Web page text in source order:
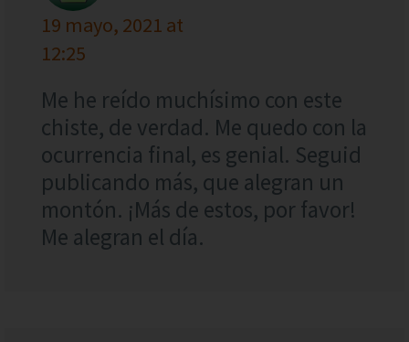
19 mayo, 2021 at
12:25
Me he reído muchísimo con este
chiste, de verdad. Me quedo con la
ocurrencia final, es genial. Seguid
publicando más, que alegran un
montón. ¡Más de estos, por favor!
Me alegran el día.